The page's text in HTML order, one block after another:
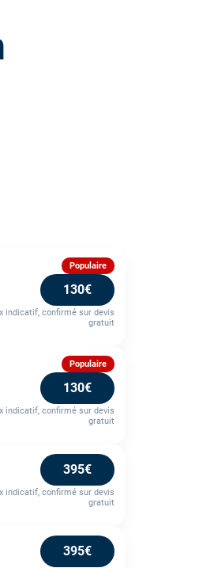
Populaire
130€
indicatif, confirmé sur devis
gratuit
Populaire
130€
indicatif, confirmé sur devis
gratuit
395€
indicatif, confirmé sur devis
gratuit
395€